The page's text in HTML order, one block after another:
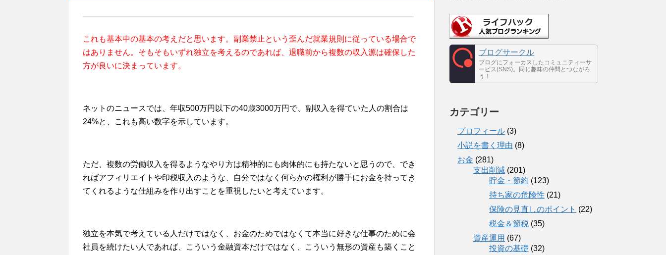
これも基本中の基本の考えだと思います。副業禁止という歪んだ就業規則に従っている場合で
はありません。そもそもいずれ独立を考えるのであれば、退職前から複数の収入源は確保した
方が良いに決まっています。
ネットのニュースでは、年収500万円以下の40歳3000万円で、副収入を得ていた人の割合は
24%と、これも高い数字を示しています。
ただ、複数の労働収入を得るようなやり方は精神的にも肉体的にも持たないと思うので、でき
ればアフィリエイトや印税収入のような、自分ではなく何らかの権利が勝手にお金を持ってき
てくれるような仕組みを作り出すことを重視したいと考えています。
独立を本気で考えている人だけではなく、お金のためではなくて本当に好きな仕事のために会
社員を続けたい人であれば、こういう金融資本だけではなく、こういう無形の資産も築くこと
ブログサークル
ブログにフォーカスしたコミュニティーサ
ービス(SNS)。同じ趣味の仲間とつながろ
う！
カテゴリー
プロフィール (3)
小説を書く理由 (8)
お金 (281)
支出削減 (201)
貯金・節約 (123)
持ち家の危険性 (21)
保険の見直しのポイント (22)
税金＆節税 (35)
資産運用 (67)
投資の基礎 (32)